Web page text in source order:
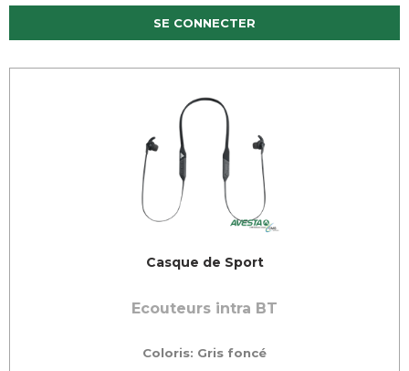
SE CONNECTER
Casque de Sport
Ecouteurs intra BT
Coloris: Gris foncé